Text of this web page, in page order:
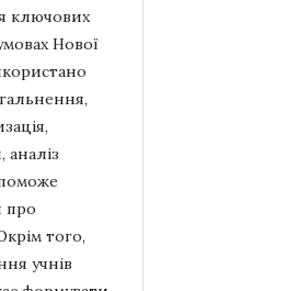
ключових
Нової
аналіз
про
того,
учнів